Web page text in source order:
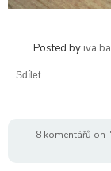
Posted by iva
Sdílet
8 komentářů on